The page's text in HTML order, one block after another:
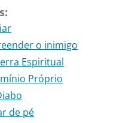
o inimigo
Espiritual
Próprio
de pé